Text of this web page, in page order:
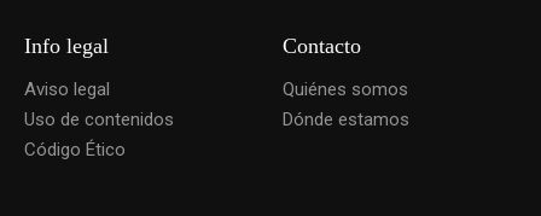
Info legal
Aviso legal
Uso de contenidos
Código Ético
Contacto
Quiénes somos
Dónde estamos